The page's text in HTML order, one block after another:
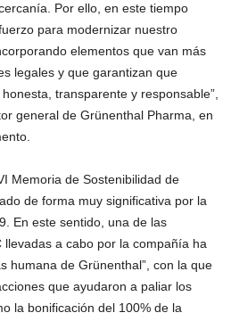
Por ello, en este tiempo
para modernizar nuestro
elementos que van más
legales y que garantizan que
transparente y responsable”,
general de Grünenthal Pharma, en
Memoria de Sostenibilidad de
de forma muy significativa por la
En este sentido, una de las
llevadas a cabo por la compañía ha
humana de Grünenthal”, con la que
que ayudaron a paliar los
la bonificación del 100% de la